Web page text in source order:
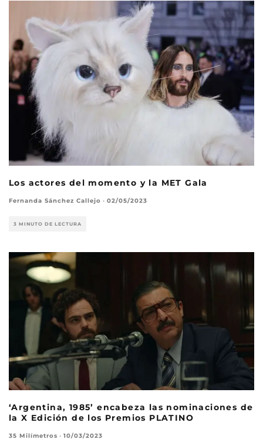
Los actores del momento y la MET Gala
Fernanda Sánchez Callejo · 02/05/2023
3 MINUTO DE LECTURA
‘Argentina, 1985’ encabeza las nominaciones de
la X Edición de los Premios PLATINO
35 Milímetros · 10/03/2023